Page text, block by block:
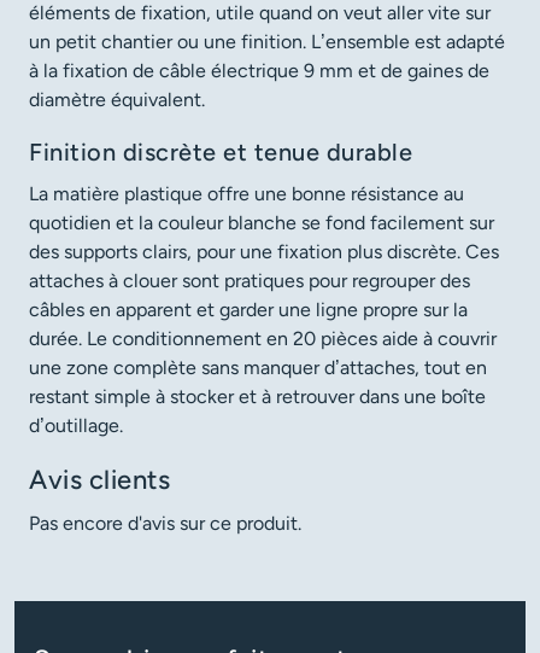
éléments de fixation, utile quand on veut aller vite sur
un petit chantier ou une finition. L’ensemble est adapté
à la fixation de câble électrique 9 mm et de gaines de
diamètre équivalent.
Finition discrète et tenue durable
La matière plastique offre une bonne résistance au
quotidien et la couleur blanche se fond facilement sur
des supports clairs, pour une fixation plus discrète. Ces
attaches à clouer sont pratiques pour regrouper des
câbles en apparent et garder une ligne propre sur la
durée. Le conditionnement en 20 pièces aide à couvrir
une zone complète sans manquer d’attaches, tout en
restant simple à stocker et à retrouver dans une boîte
d’outillage.
Avis clients
Pas encore d'avis sur ce produit.